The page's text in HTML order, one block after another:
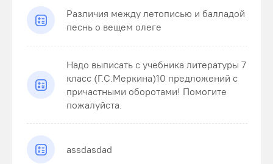
Различия между летописью и балладой
песнь о вещем олеге
Надо выписать с учебника литературы 7
класс (Г.С.Меркина)10 предложений с
причастными оборотами! Помогите
пожалуйста.
assdasdad